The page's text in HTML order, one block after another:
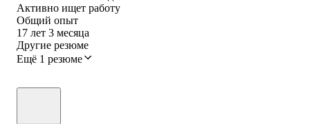
Активно ищет работу
Общий опыт
17 лет 3 месяца
Другие резюме
Ещё 1 резюме